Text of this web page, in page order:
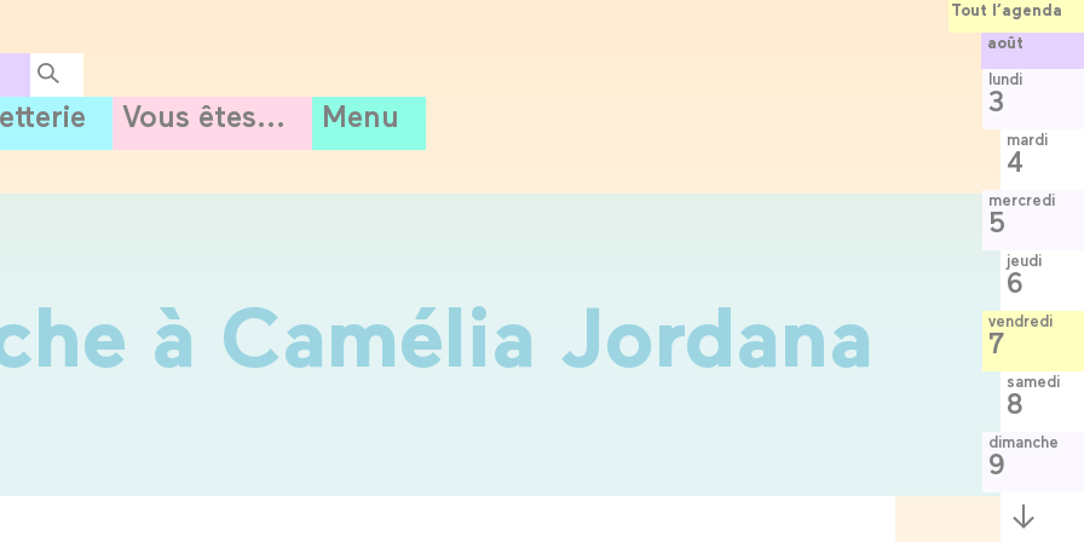
Vous êtes... Menu
à Camélia Jordana
Tout l’agenda
août
lundi
3
mardi
4
mercredi
5
jeudi
6
vendredi
7
samedi
8
dimanche
9
Semaine
suivante